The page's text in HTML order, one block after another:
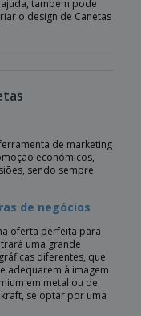
também pode
o design de Canetas
de marketing
económicos,
sendo sempre
de negócios
oferta perfeita para
uma grande
diferentes, que
adequarem à imagem
em metal ou de
se optar por uma